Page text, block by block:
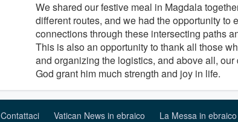
We shared our festive meal in Magdala
different routes, and we had the opportunity to
connections through these intersecting paths
This is also an opportunity to thank all those
and organizing the logistics, and above all,
God grant him much strength and joy in life.
Contattaci Vatican News in ebraico La Messa in ebraico